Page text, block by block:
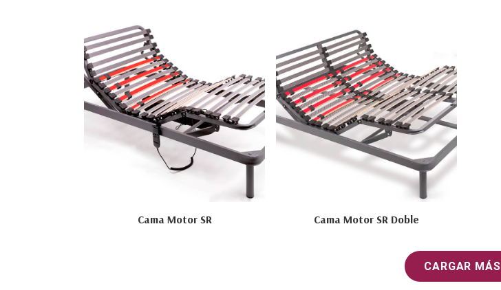
Cama Motor SR Cama Motor SR Doble
CARGAR MÁS